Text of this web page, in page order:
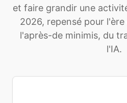
et faire grandir une
2026, repensé pour
l'après-de minimis, du
l'IA.